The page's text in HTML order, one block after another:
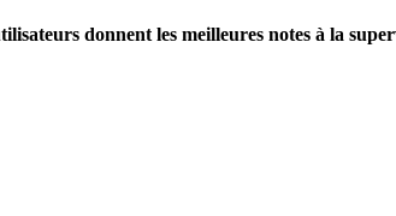
donnent les meilleures notes à la